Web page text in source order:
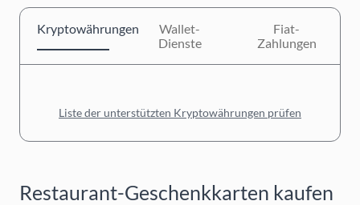
Kryptowährungen
Wallet-
Dienste
Fiat-
Zahlungen
Liste der unterstützten Kryptowährungen prüfen
Restaurant-Geschenkkarten kaufen